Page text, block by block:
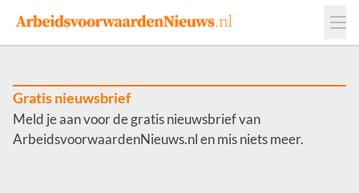
Events
Adverteren
Werkgevers
Contact
Gratis nieuwsbrief
Meld je aan voor de gratis nieuwsbrief van
ArbeidsvoorwaardenNieuws.nl en mis niets meer.